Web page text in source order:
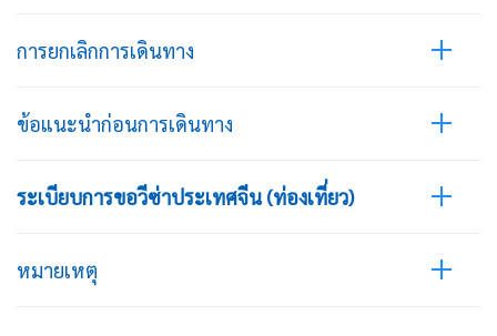
การยกเลิกการเดินทาง
ข้อแนะนำก่อนการเดินทาง
ระเบียบการขอวีซ่าประเทศจีน (ท่องเที่ยว)
หมายเหตุ